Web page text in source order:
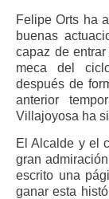
Felipe Orts ha
buenas
capaz de
meca del
después de
anterior
Villajoyosa ha
El Alcalde y el
gran
escrito una
ganar esta